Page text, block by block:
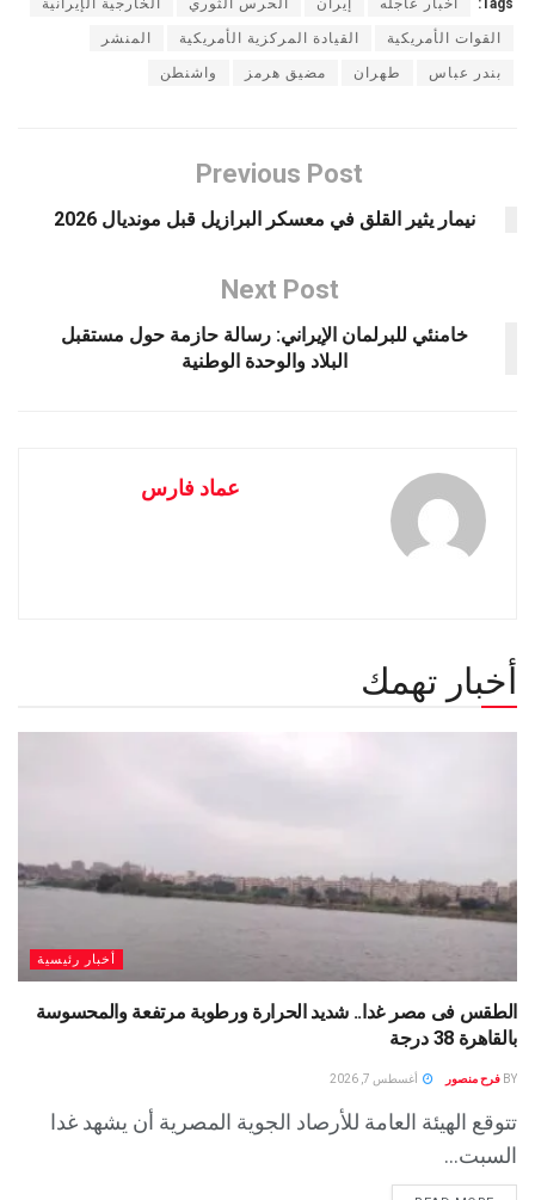
القوات الأمريكية القيادة المركزية الأمريكية المنشر
بندر عباس طهران مضيق هرمز واشنطن
Previous Post
نيمار يثير القلق في معسكر البرازيل قبل مونديال 2026
Next Post
خامنئي للبرلمان الإيراني: رسالة حازمة حول مستقبل
البلاد والوحدة الوطنية
عماد فارس
أخبار تهمك
أخبار رئيسية
الطقس فى مصر غدا.. شديد الحرارة ورطوبة مرتفعة والمحسوسة
بالقاهرة 38 درجة
BY فرح منصور أغسطس 7, 2026
تتوقع الهيئة العامة للأرصاد الجوية المصرية أن يشهد غدا
السبت...